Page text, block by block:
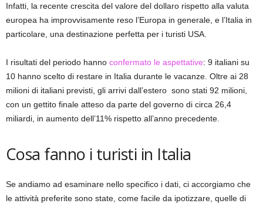
Infatti, la recente crescita del valore del dollaro rispetto alla valuta
europea ha improvvisamente reso l’Europa in generale, e l’Italia in
particolare, una destinazione perfetta per i turisti USA.
I risultati del periodo hanno confermato le aspettative: 9 italiani su
10 hanno scelto di restare in Italia durante le vacanze. Oltre ai 28
milioni di italiani previsti, gli arrivi dall’estero sono stati 92 milioni,
con un gettito finale atteso da parte del governo di circa 26,4
miliardi, in aumento dell’11% rispetto all’anno precedente.
Cosa fanno i turisti in Italia
Se andiamo ad esaminare nello specifico i dati, ci accorgiamo che
le attività preferite sono state, come facile da ipotizzare, quelle di